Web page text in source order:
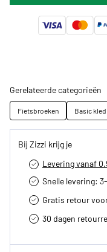
Gerelateerde categorieën
Fietsbroeken Basic
Bij Zizzi krijg je
Levering vanaf
Snelle levering:
Gratis retour
30 dagen